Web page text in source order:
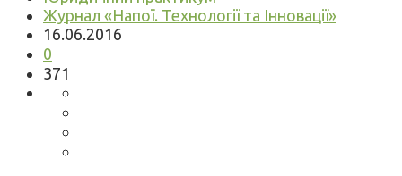
Журнал «Напої. Технології та Інновації»
16.06.2016
0
371